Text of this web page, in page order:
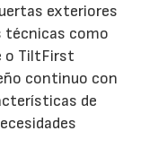
exteriores
técnicas como
o TiltFirst
continuo con
de